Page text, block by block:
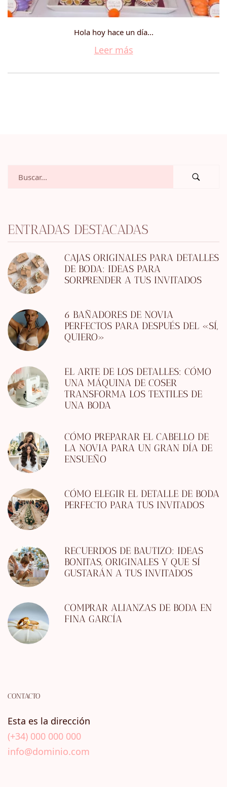
Hola hoy hace un día...
Leer más
ENTRADAS DESTACADAS
CAJAS ORIGINALES PARA DETALLES
DE BODA: IDEAS PARA
SORPRENDER A TUS INVITADOS
6 BAÑADORES DE NOVIA
PERFECTOS PARA DESPUÉS DEL «SÍ,
QUIERO»
EL ARTE DE LOS DETALLES: CÓMO
UNA MÁQUINA DE COSER
TRANSFORMA LOS TEXTILES DE
UNA BODA
CÓMO PREPARAR EL CABELLO DE
LA NOVIA PARA UN GRAN DÍA DE
ENSUEÑO
CÓMO ELEGIR EL DETALLE DE BODA
PERFECTO PARA TUS INVITADOS
RECUERDOS DE BAUTIZO: IDEAS
BONITAS, ORIGINALES Y QUE SÍ
GUSTARÁN A TUS INVITADOS
COMPRAR ALIANZAS DE BODA EN
FINA GARCÍA
CONTACTO
Esta es la dirección
(+34) 000 000 000
info@dominio.com